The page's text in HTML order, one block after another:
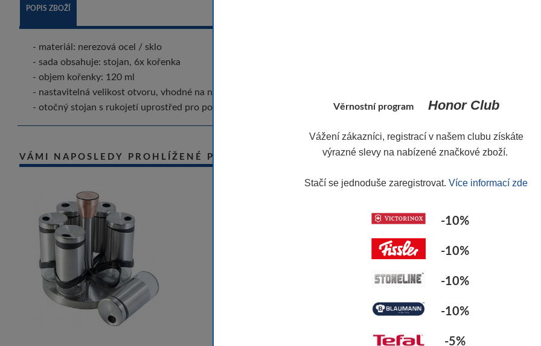
POPIS ZBOŽÍ
- materiál: nerezová ocel / sklo
- sada obsahuje: stojan, 6x kořenka
- objem kořenky: 120 ml
- nastavitelná velikost otvoru, vhodné na nejrůznější druhy koření
- otočný stojan s rukojetí uprostřed pro pohodlnou manipulaci i přenášení
VÁMI NAPOSLEDY PROHLÍŽENÉ PRODUKTY
Věrnostní programHonor Club
Vážení zákazníci, registrací v našem clubu získáte
výrazné slevy na nabízené značkové zboží.
Stačí se jednoduše zaregistrovat. Více informací zde
-10%
-10%
-10%
-10%
-5%